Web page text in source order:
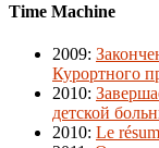
Time Machine
2009:
Курортного
2010:
детской
2010: Le